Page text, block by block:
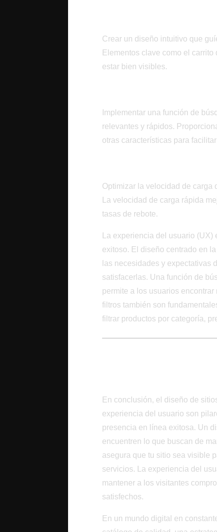
Crear un diseño intuitivo que
Elementos clave como el
estar bien visibles.
Implementar una función de
relevantes y rápidos.
otras características para
Optimizar la velocidad de carga
La velocidad de carga rápida
tasas de rebote.
La experiencia del usuario
exitoso. El diseño centrado en
las necesidades y expectativas
satisfacerlas. Una función de
permite a los usuarios
filtros también son
filtrar productos por categoría,
En conclusión, el diseño de
experiencia del usuario son
presencia en línea exitosa. Un
encuentren lo que buscan de
asegura que tu sitio sea visible
servicios. La experiencia del
mantener a los visitantes
satisfechos.
En un mundo digital en